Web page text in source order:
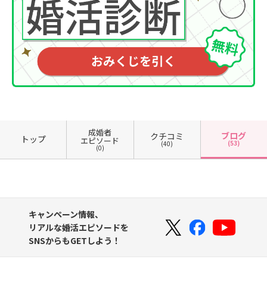
トップ
成婚者
エピソード
(0)
クチコミ
(40)
ブログ
(53)
キャンペーン情報、
リアルな婚活エピソードを
SNSからもGETしよう！